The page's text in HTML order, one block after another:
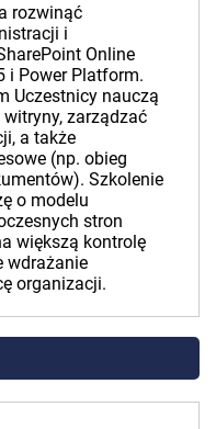
rozwinąć
i
Online
i Power Platform.
Uczestnicy nauczą
zarządzać
a także
(np. obieg
Szkolenie
o modelu
stron
większą kontrolę
wdrażanie
organizacji.